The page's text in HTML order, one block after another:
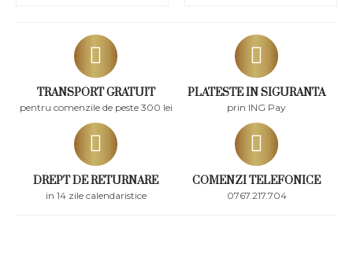
TRANSPORT GRATUIT
pentru comenzile de peste 300 lei
PLATESTE IN SIGURANTA
prin ING Pay
DREPT DE RETURNARE
in 14 zile calendaristice
COMENZI TELEFONICE
0767.217.704